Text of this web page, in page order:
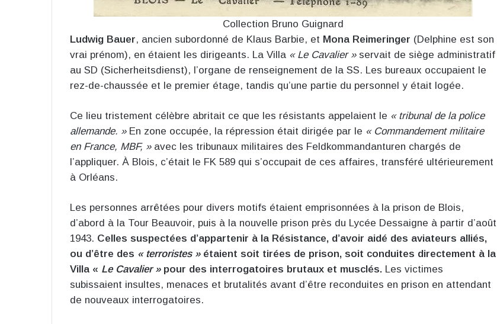
Collection Bruno Guignard
Ludwig Bauer, ancien subordonné de Klaus Barbie, et Mona Reimeringer (Delphine est son
vrai prénom), en étaient les dirigeants. La Villa « Le Cavalier »servait de siège administratif
au SD (Sicherheitsdienst), l’organe de renseignement de la SS. Les bureaux occupaient le
rez-de-chaussée et le premier étage, tandis qu’une partie du personnel y était logée.
Ce lieu tristement célèbre abritait ce que les résistants appelaient le « tribunal de la police
allemande. »En zone occupée, la répression était dirigée par le « Commandement militaire
en France, MBF, »avec les tribunaux militaires des Feldkommandanturen chargés de
l’appliquer. À Blois, c’était le FK 589 qui s’occupait de ces affaires, transféré ultérieurement
à Orléans.
Les personnes arrêtées pour divers motifs étaient emprisonnées à la prison de Blois,
d’abord à la Tour Beauvoir, puis à la nouvelle prison près du Lycée Dessaigne à partir d’août
1943. Celles suspectées d’appartenir à la Résistance, d’avoir aidé des aviateurs alliés,
ou d’être des « terroristes »étaient soit tirées de prison, soit conduites directement à la
Villa « Le Cavalier »pour des interrogatoires brutaux et musclés. Les victimes
subissaient insultes, menaces et brutalités avant d’être reconduites en prison en attendant
de nouveaux interrogatoires.